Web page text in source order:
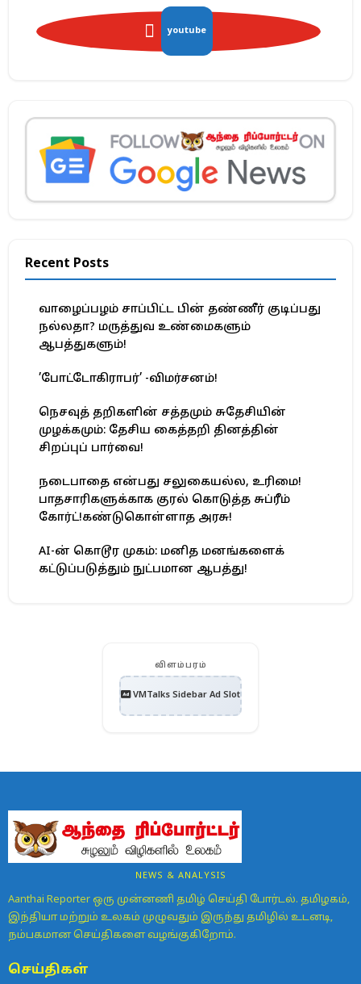
youtube
Recent Posts
வாழைப்பழம் சாப்பிட்ட பின் தண்ணீர் குடிப்பது
நல்லதா? மருத்துவ உண்மைகளும்
ஆபத்துகளும்!
’போட்டோகிராபர்’ -விமர்சனம்!
நெசவுத் தறிகளின் சத்தமும் சுதேசியின்
முழக்கமும்: தேசிய கைத்தறி தினத்தின்
சிறப்புப் பார்வை!
நடைபாதை என்பது சலுகையல்ல, உரிமை!
பாதசாரிகளுக்காக குரல் கொடுத்த சுப்ரீம்
கோர்ட்!கண்டுகொள்ளாத அரசு!
AI-ன் கொடூர முகம்: மனித மனங்களைக்
கட்டுப்படுத்தும் நுட்பமான ஆபத்து!
விளம்பரம்
VMTalks Sidebar Ad Slot
NEWS & ANALYSIS
Aanthai Reporter ஒரு முன்னணி தமிழ் செய்தி போர்டல். தமிழகம்,
இந்தியா மற்றும் உலகம் முழுவதும் இருந்து தமிழில் உடனடி,
நம்பகமான செய்திகளை வழங்குகிறோம்.
செய்திகள்